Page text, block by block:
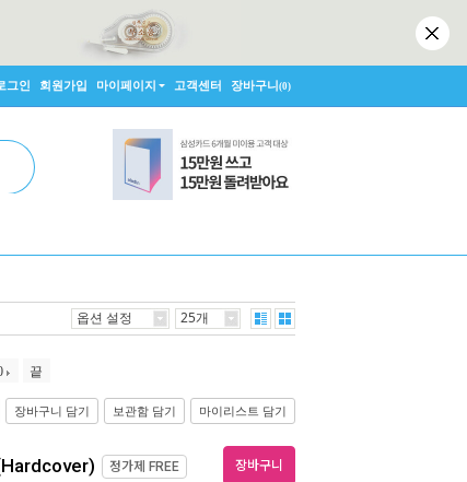
그인 회원가입 마이페이지 고객센터 장바구니(0)
옵션 설정 25개
끝
장바구니 담기 보관함 담기 마이리스트 담기
정가제 FREE
장바구니